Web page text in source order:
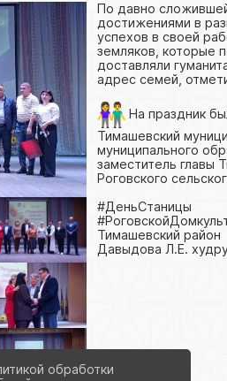
По давно
достижениями в
успехов в своей
земляков, которые
доставляли
адрес семей,
На праздник
Тимашевский
муниципального
заместитель главы
Роговского
#ДеньСтаницы
Тимашевский район
Давыдова Л.Е.
обработки